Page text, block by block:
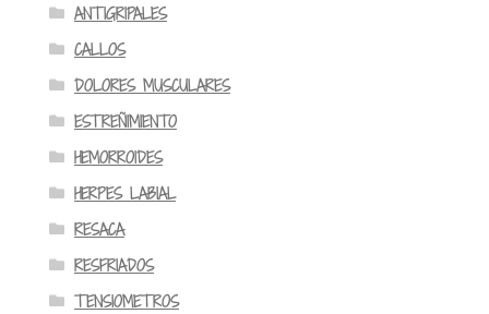
ANTIGRIPALES
CALLOS
DOLORES MUSCULARES
ESTREÑIMIENTO
HEMORROIDES
HERPES LABIAL
RESACA
RESFRIADOS
TENSIOMETROS